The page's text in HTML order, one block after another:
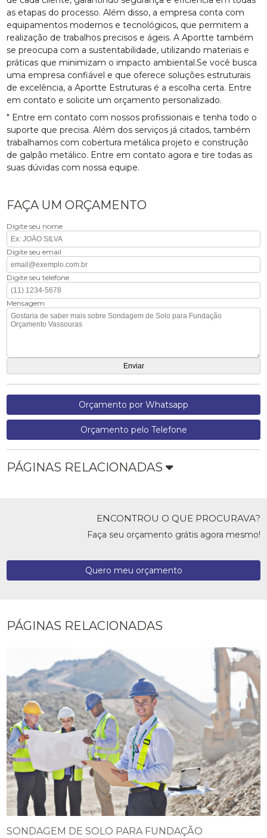
as etapas do processo. Além disso, a empresa conta com
equipamentos modernos e tecnológicos, que permitem a
realização de trabalhos precisos e ágeis. A Aportte também
se preocupa com a sustentabilidade, utilizando materiais e
práticas que minimizam o impacto ambiental.Se você busca
uma empresa confiável e que oferece soluções estruturais
de excelência, a Aportte Estruturas é a escolha certa. Entre
em contato e solicite um orçamento personalizado.
" Entre em contato com nossos profissionais e tenha todo o
suporte que precisa. Além dos serviços já citados, também
trabalhamos com cobertura metálica projeto e construção
de galpão metálico. Entre em contato agora e tire todas as
suas dúvidas com nossa equipe.
FAÇA UM ORÇAMENTO
Digite seu nome
Digite seu email
Digite seu telefone
Mensagem
Orçamento por Whatsapp
Orçamento pelo Telefone
PÁGINAS RELACIONADAS
ENCONTROU O QUE PROCURAVA?
Faça seu orçamento grátis agora mesmo!
Quero meu orçamento
PÁGINAS RELACIONADAS
SONDAGEM DE SOLO PARA FUNDAÇÃO